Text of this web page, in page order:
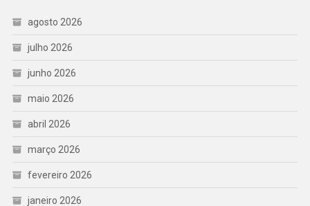
agosto 2026
julho 2026
junho 2026
maio 2026
abril 2026
março 2026
fevereiro 2026
janeiro 2026